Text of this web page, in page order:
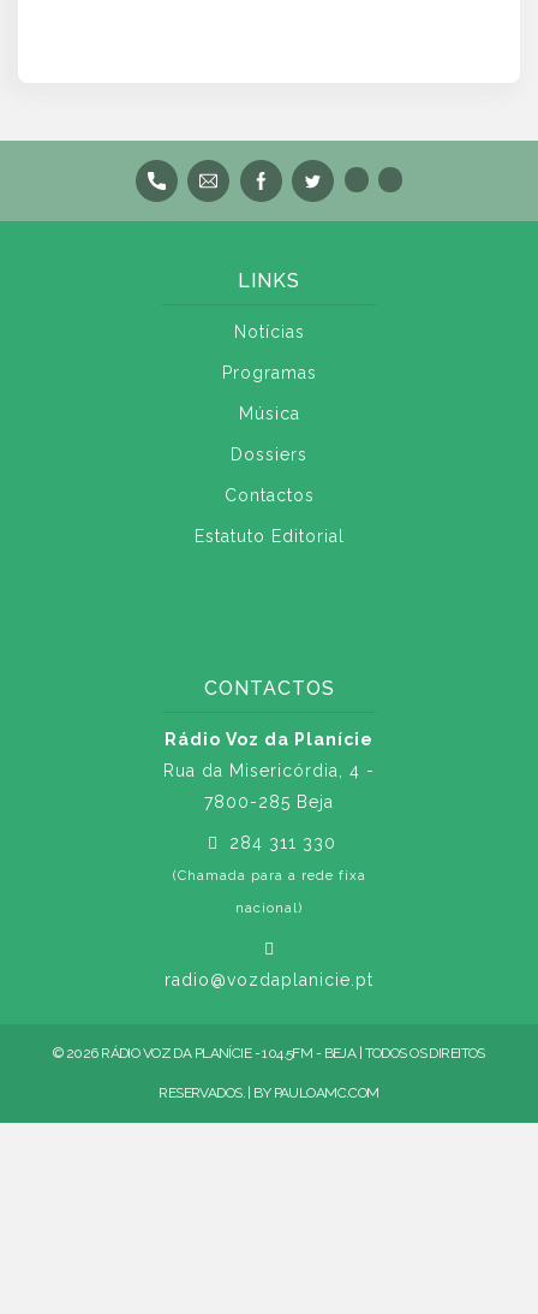
LINKS
Notícias
Programas
Música
Dossiers
Contactos
Estatuto Editorial
CONTACTOS
Rádio Voz da Planície
Rua da Misericórdia, 4 -
7800-285 Beja
284 311 330
(Chamada para a rede fixa
nacional)
radio@vozdaplanicie.pt
© 2026 RÁDIO VOZ DA PLANÍCIE - 104.5FM - BEJA | TODOS OS DIREITOS
RESERVADOS. | BY PAULOAMC.COM